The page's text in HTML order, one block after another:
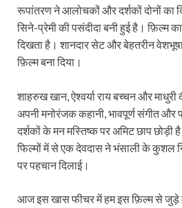
रूपांतरण ने आलोचकों और दर्शकों दोनों का
सिने-प्रेमी की पसंदीदा बनी हुई है। फ़िल्म
दिखता है। शानदार सेट और बेहतरीन
फ़िल्म बना दिया।
शाहरुख खान, ऐश्वर्या राय बच्चन और माधुरी
अपनी मनोरंजक कहानी, भावपूर्ण संगीत और
दर्शकों के मन मस्तिष्क पर अमिट छाप
फिल्मों में से एक देवदास ने भंसाली के कुशल
पर पहचान दिलाई।
आज इस खास फीचर में हम इस फ़िल्म से